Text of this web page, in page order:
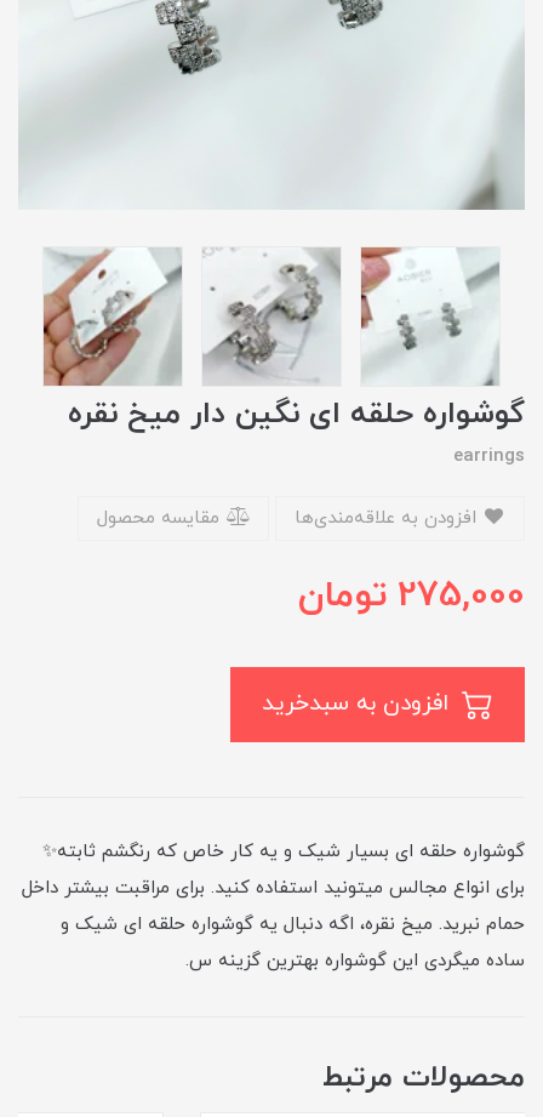
گوشواره حلقه ای نگین دار میخ نقره
earrings
مقایسه محصول
275,000 تومان
گوشواره حلقه ای بسیار شیک و یه کار خاص که رنگشم ثابته✨
برای انواع مجالس میتونید استفاده کنید. برای مراقبت بیشتر داخل
حمام نبرید. میخ نقره، اگه دنبال یه گوشواره حلقه ای شیک و
ساده میگردی این گوشواره بهترین گزینه س.
محصولات مرتبط